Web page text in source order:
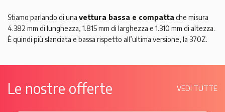
Stiamo parlando di una vettura bassa e compatta che misura
4.382 mm di lunghezza, 1.815 mm di larghezza e 1.310 mm di altezza.
È quindi più slanciata e bassa rispetto all’ultima versione, la 370Z.
Le nostre offerte VEDI TUTTE